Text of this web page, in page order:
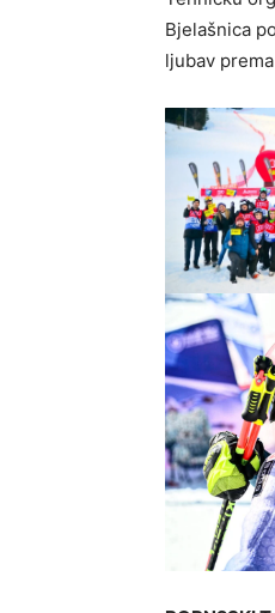
Bjelašnica
ljubav